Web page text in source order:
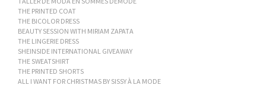
THE PRINTED COAT
THE BICOLOR DRESS
BEAUTY SESSION WITH MIRIAM ZAPATA
THE LINGERIE DRESS
SHEINSIDE INTERNATIONAL GIVEAWAY
THE SWEATSHIRT
THE PRINTED SHORTS
ALL I WANT FOR CHRISTMAS BY SISSY À LA MODE